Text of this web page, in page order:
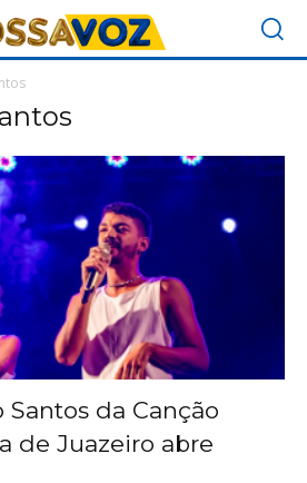
Santos da Canção
de Juazeiro abre